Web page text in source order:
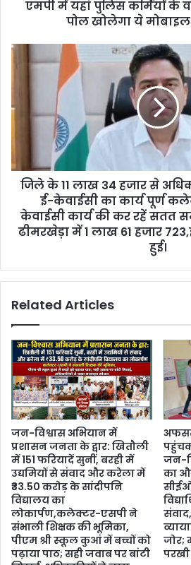
s
एमपी में यहां पुलिस कर्मियों के
पोल खोलेगा ये
जिले के 11 लाख 34 हजार से
ई-केवाईसी का कार्य पूर्ण
केवाईसी कार्य की कर रहें सतत
ढीमरखेड़ा में 1 लाख 61 हजार
हुई।
Related Articles
जन-विश्वास अभियान में
प्रशासन जनता के द्वार: खितौली
में 151 फरियादें सुनीं, बरही में
उद्यमियों से संवाद और करेला में
₹33.50 करोड़ के सांदीपनि
विद्यालय का
लोकार्पण,कलेक्टर-एसपी ने
संभाली शिक्षक की भूमिका,
पीएम श्री स्कूल कुआं में बच्चों को
पढ़ाया पाठ; सही जवाब पर बांटी
जन-
का
जोर;
परखी